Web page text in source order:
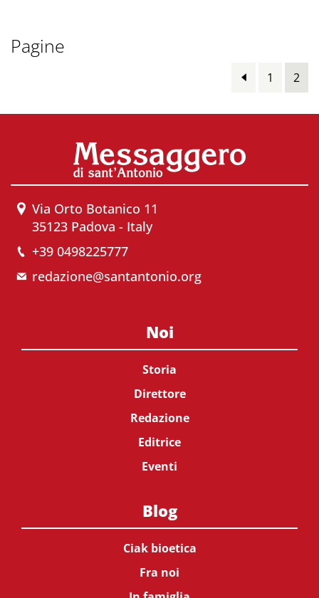
Pagine
1 2
Via Orto Botanico 11
35123 Padova - Italy
+39 0498225777
redazione@santantonio.org
Noi
Storia
Direttore
Redazione
Editrice
Eventi
Blog
Ciak bioetica
Fra noi